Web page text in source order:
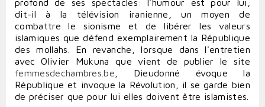
profond de ses spectacles: l'humour est pour lui,
dit-il à la télévision iranienne, un moyen de
combattre le sionisme et de libérer les valeurs
islamiques que défend exemplairement la République
des mollahs. En revanche, lorsque dans l'entretien
avec Olivier Mukuna que vient de publier le site
femmesdechambres.be , Dieudonné évoque la
République et invoque la Révolution, il se garde bien
de préciser que pour lui elles doivent être islamistes.